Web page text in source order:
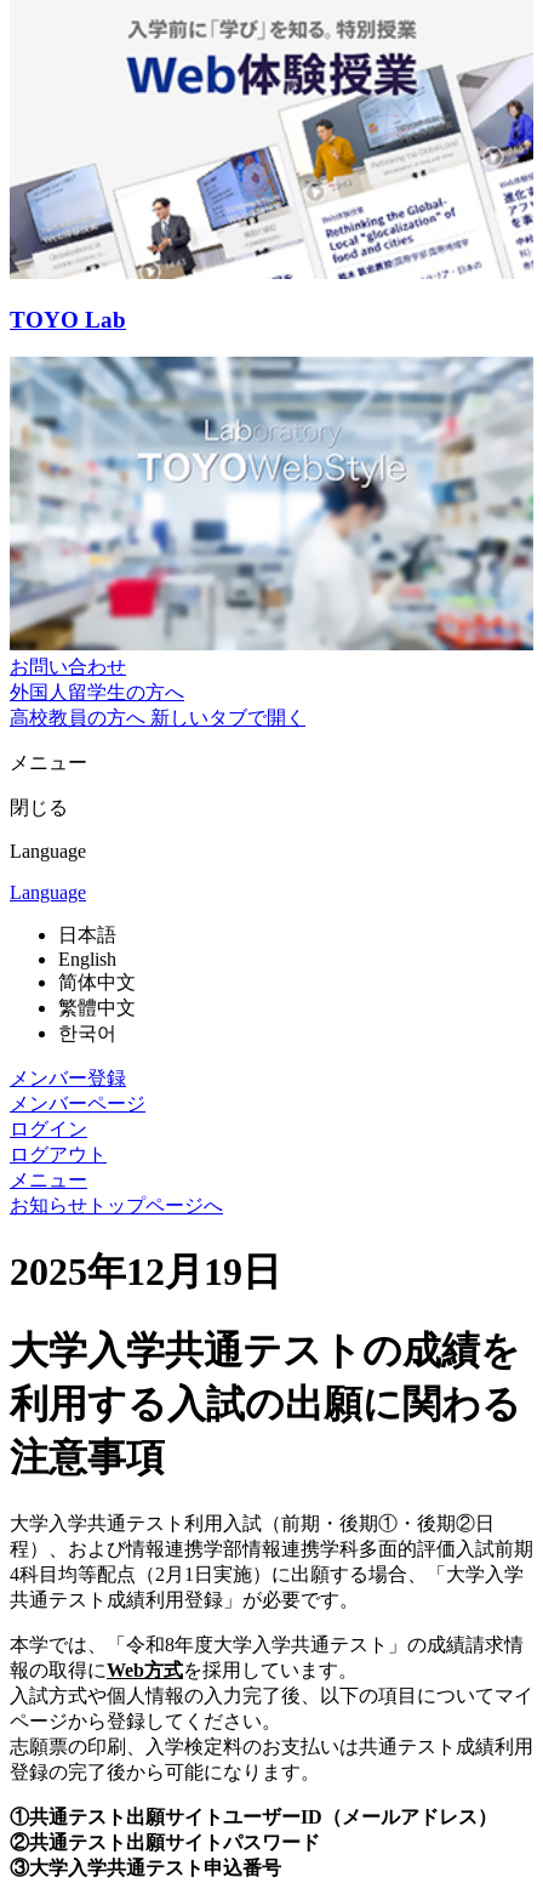
TOYO Lab
お問い合わせ
外国人留学生の方へ
高校教員の方へ 新しいタブで開く
メニュー
閉じる
Language
Language
日本語
English
简体中文
繁體中文
한국어
メンバー登録
メンバーページ
ログイン
ログアウト
メニュー
お知らせトップページへ
2025年12月19日
大学入学共通テストの成績を
利用する入試の出願に関わる
注意事項
大学入学共通テスト利用入試（前期・後期①・後期②日
程）、および情報連携学部情報連携学科多面的評価入試前期
4科目均等配点（2月1日実施）に出願する場合、「大学入学
共通テスト成績利用登録」が必要です。
本学では、「令和8年度大学入学共通テスト」の成績請求情
報の取得にWeb方式を採用しています。
入試方式や個人情報の入力完了後、以下の項目についてマイ
ページから登録してください。
志願票の印刷、入学検定料のお支払いは共通テスト成績利用
登録の完了後から可能になります。
①共通テスト出願サイトユーザーID（メールアドレス）
②共通テスト出願サイトパスワード
③大学入学共通テスト申込番号